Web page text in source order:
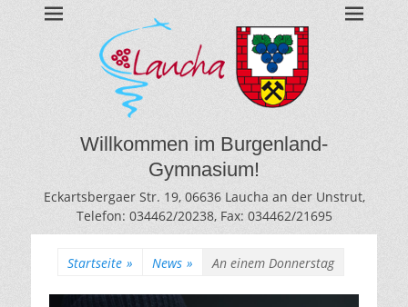
BURGENLAND-
GYMNASIUM
LAUCHA
Gymnasium des Burgenlandkreises / Sachsen-Anhalt
Willkommen im Burgenland-
Gymnasium!
Eckartsbergaer Str. 19, 06636 Laucha an der Unstrut,
Telefon: 034462/20238, Fax: 034462/21695
Startseite » News » An einem Donnerstag